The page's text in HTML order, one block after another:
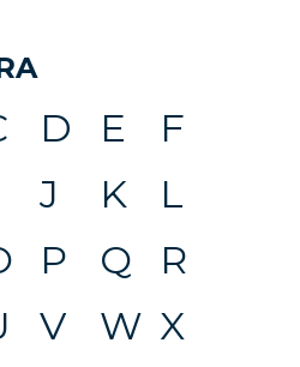
D E
F
J K
L
P Q
R
V W X